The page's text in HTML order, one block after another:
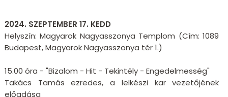
2024. SZEPTEMBER 17. KEDD
Helyszín: Magyarok Nagyasszonya Templom (Cím: 1089
Budapest, Magyarok Nagyasszonya tér 1.)
15.00 óra - "Bizalom - Hit - Tekintély - Engedelmesség"
Takács Tamás ezredes, a lelkészi kar vezetőjének
előadása